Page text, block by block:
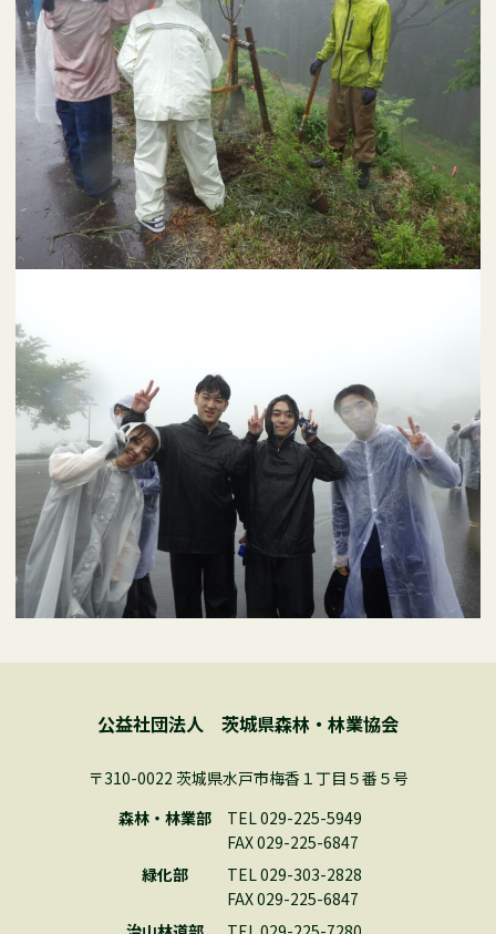
公益社団法人 茨城県森林・林業協会
〒310-0022 茨城県水戸市梅香１丁目５番５号
森林・林業部
TEL 029-225-5949
FAX 029-225-6847
緑化部
TEL 029-303-2828
FAX 029-225-6847